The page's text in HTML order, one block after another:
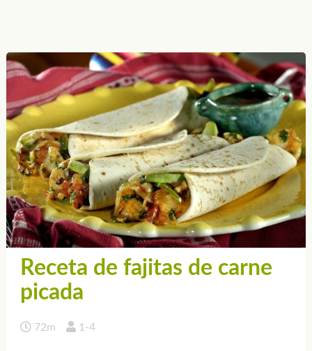
Receta de fajitas de carne
picada
72m 1-4